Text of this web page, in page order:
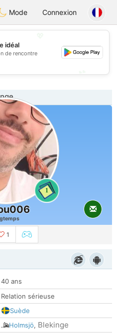
Mode Connexion
idéal
de rencontre
1
1
40 ans
Relation sérieuse
Suède
Holmsjö, Blekinge